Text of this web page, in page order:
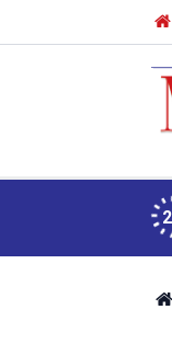
örnek etkinlik